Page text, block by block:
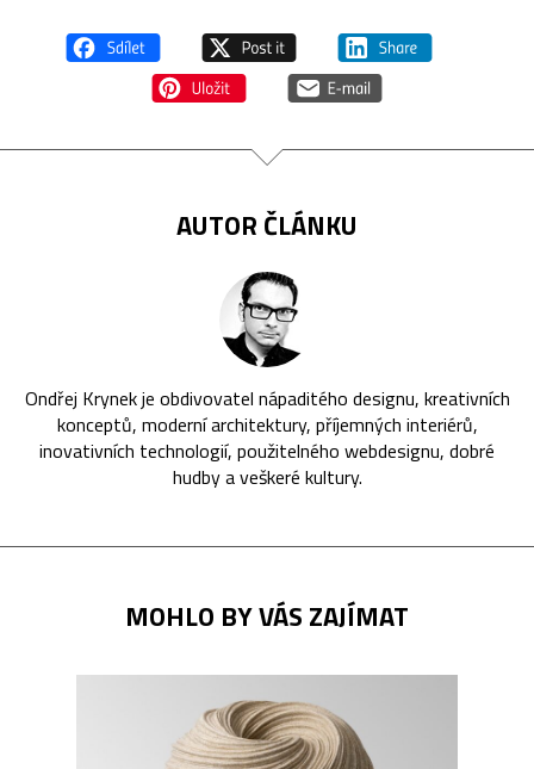
AUTOR ČLÁNKU
Ondřej Krynek je obdivovatel nápaditého designu, kreativních
konceptů, moderní architektury, příjemných interiérů,
inovativních technologií, použitelného webdesignu, dobré
hudby a veškeré kultury.
MOHLO BY VÁS ZAJÍMAT